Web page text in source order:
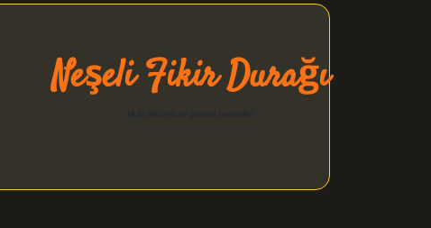
Neşeli Fikir Durağı